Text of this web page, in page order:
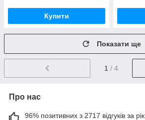
Купити
Показати ще
1 / 4
Про нас
96% позитивних з 2717 відгуків за рік